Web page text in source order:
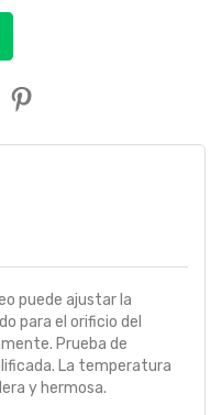
puede ajustar la
para el orificio del
Prueba de
La temperatura
y hermosa.